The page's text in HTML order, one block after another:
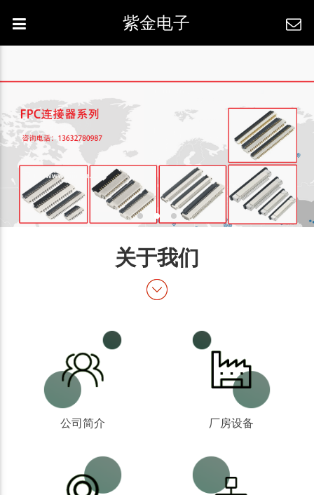
紫金电子
关于我们
公司简介 厂房设备